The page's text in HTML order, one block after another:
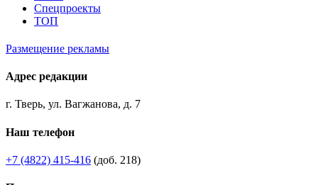
Спецпроекты
ТОП
Размещение рекламы
Адрес редакции
г. Тверь, ул. Вагжанова, д. 7
Наш телефон
+7 (4822) 415-416 (доб. 218)